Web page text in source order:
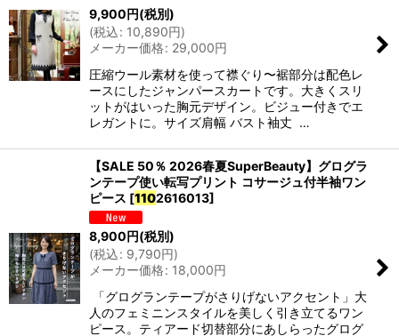
9,900円(税別)
(税込: 10,890円)
メーカー価格: 29,000円
圧縮ウール素材を使って襟ぐり〜裾部分は配色レ
ースにしたジャンパースカートです。大きくスリ
ットがはいった胸元デザイン。ビジュー付きでエ
レガントに。サイズ肩幅 バスト袖丈 …
【SALE 50％ 2026春夏SuperBeauty】グログラ
ンテープ使い転写プリント コサージュ付半袖ワン
ピース [1102616013]
8,900円(税別)
(税込: 9,790円)
メーカー価格: 18,000円
「グログランテープがさりげないアクセント」大
人のフェミニンスタイルを美しく引き立てるワン
ピース。ティアード切替部分にあしらったグログ